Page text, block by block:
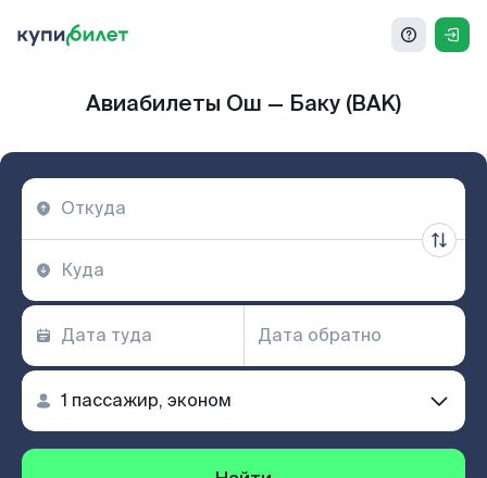
Авиабилеты Ош — Баку (BAK)